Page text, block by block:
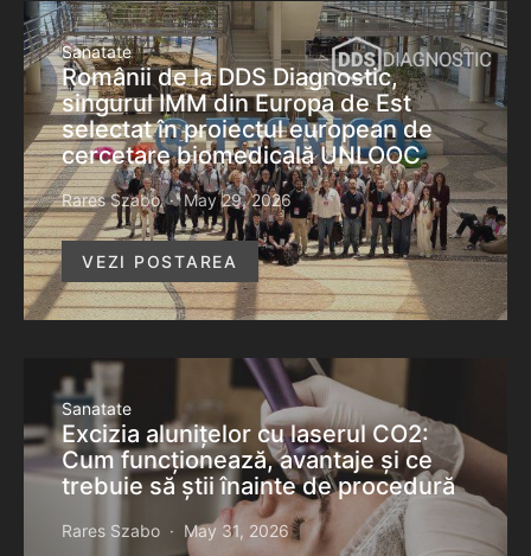
Sanatate
Românii de la DDS Diagnostic,
singurul IMM din Europa de Est
selectat în proiectul european de
cercetare biomedicală UNLOOC
Rares Szabo May 29, 2026
VEZI POSTAREA
Sanatate
Excizia alunițelor cu laserul CO2:
Cum funcționează, avantaje și ce
trebuie să știi înainte de procedură
Rares Szabo May 31, 2026